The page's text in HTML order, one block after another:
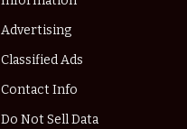
Advertising
Classified Ads
Contact Info
Do Not Sell Data